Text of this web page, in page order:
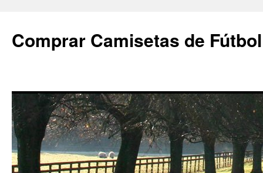
Comprar Camisetas de